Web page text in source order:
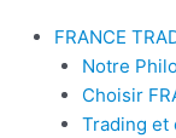
FRANCE
Notre
Choisir
Trading et